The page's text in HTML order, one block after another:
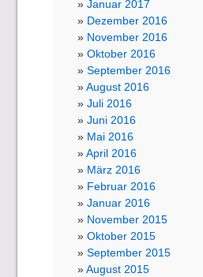
Januar 2017
Dezember 2016
November 2016
Oktober 2016
September 2016
August 2016
Juli 2016
Juni 2016
Mai 2016
April 2016
März 2016
Februar 2016
Januar 2016
November 2015
Oktober 2015
September 2015
August 2015